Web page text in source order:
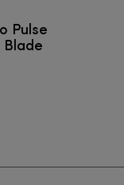
Pulse